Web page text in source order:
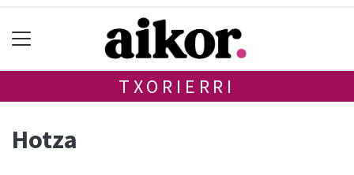
TXORIERRI
Hotza